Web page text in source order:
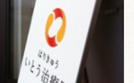
お悩み解決！